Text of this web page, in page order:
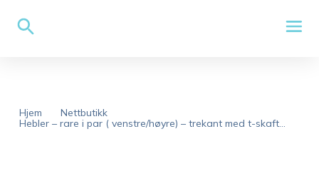
Hjem
Nettbutikk
Hebler – rare i par ( venstre/høyre) – trekant med t-skaft...